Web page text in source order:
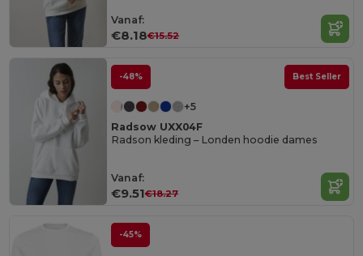
Vanaf:
€8.18€15.52
-48% Best Seller
+5
Radsow UXX04F
Radson kleding – Londen hoodie dames
Vanaf:
€9.51€18.27
-45%